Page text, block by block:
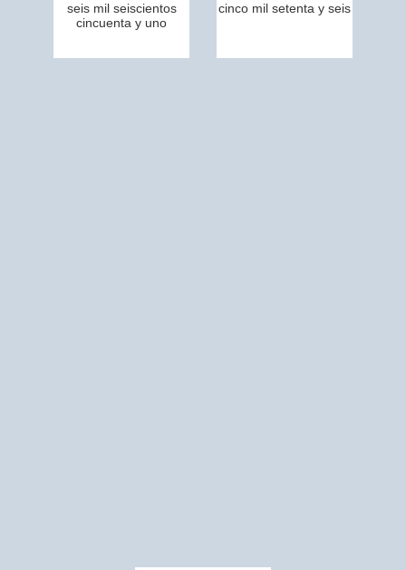
seis mil seiscientos
cincuenta y uno
cinco mil setenta y seis